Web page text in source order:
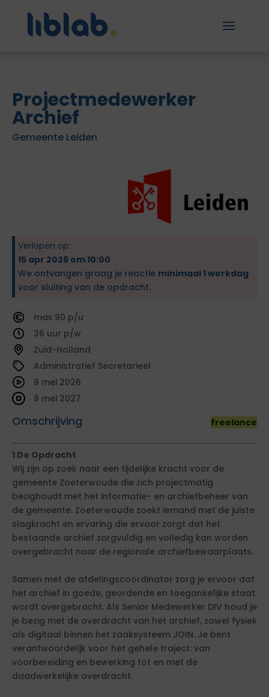
Projectmedewerker
Archief
Gemeente Leiden
Verlopen op:
15 apr 2026 om 10:00
We ontvangen graag je reactie minimaal 1 werkdag
voor sluiting van de opdracht.
90
36
Zuid-Holland
Administratief Secretarieel
Omschrijving freelance
8 mei 2026
8 mei 2027
1 De Opdracht
Wij zijn op zoek naar een tijdelijke kracht voor de
gemeente Zoeterwoude die zich projectmatig
bezighoudt met het informatie- en archiefbeheer van
de gemeente. Zoeterwoude zoekt iemand met de juiste
slagkracht en ervaring die ervoor zorgt dat het
bestaande archief zorgvuldig en volledig kan worden
overgebracht naar de regionale archiefbewaarplaats.
Samen met de afdelingscoördinator zorg je ervoor dat
het archief in goede, geordende en toegankelijke staat
wordt overgebracht. Als Senior Medewerker DIV houd je
je bezig met de overdracht van het archief, zowel fysiek
als digitaal binnen het zaaksysteem JOIN. Je bent
verantwoordelijk voor het gehele traject: van
voorbereiding en bewerking tot en met de
daadwerkelijke overdracht.